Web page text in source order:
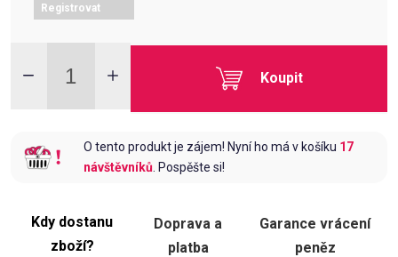
Registrovat
Koupit
O tento produkt je zájem! Nyní ho má v košíku 17
návštěvníků. Pospěšte si!
Kdy dostanu
zboží?
Doprava a
platba
Garance vrácení
peněz